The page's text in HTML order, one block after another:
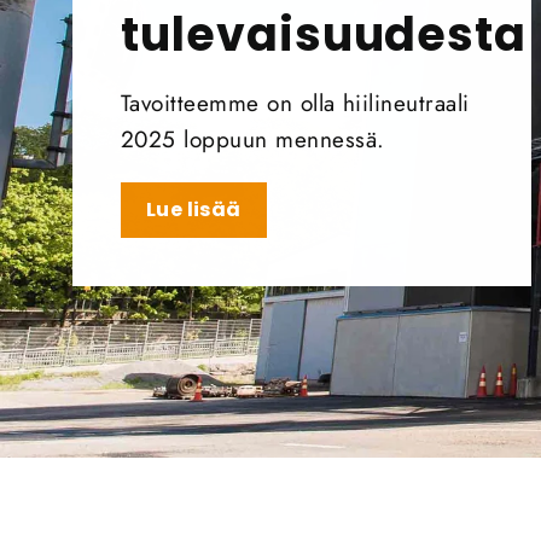
tulevaisuudesta
Tavoitteemme on olla hiilineutraali
2025 loppuun mennessä.
Lue lisää